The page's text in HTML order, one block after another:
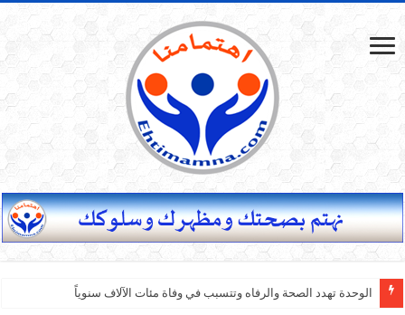
الوحدة تهدد الصحة والرفاه وتتسبب في وفاة مئات الآلاف سنوياً